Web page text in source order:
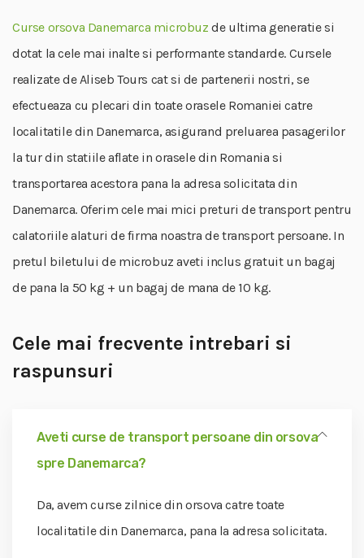
Curse orsova Danemarca microbuz de ultima generatie si
dotat la cele mai inalte si performante standarde. Cursele
realizate de Aliseb Tours cat si de partenerii nostri, se
efectueaza cu plecari din toate orasele Romaniei catre
localitatile din Danemarca, asigurand preluarea pasagerilor
la tur din statiile aflate in orasele din Romania si
transportarea acestora pana la adresa solicitata din
Danemarca. Oferim cele mai mici preturi de transport pentru
calatoriile alaturi de firma noastra de transport persoane. In
pretul biletului de microbuz aveti inclus gratuit un bagaj
de pana la 50 kg + un bagaj de mana de 10 kg.
Cele mai frecvente intrebari si
raspunsuri
Aveti curse de transport persoane din orsova
spre Danemarca?
Da, avem curse zilnice din orsova catre toate
localitatile din Danemarca, pana la adresa solicitata.